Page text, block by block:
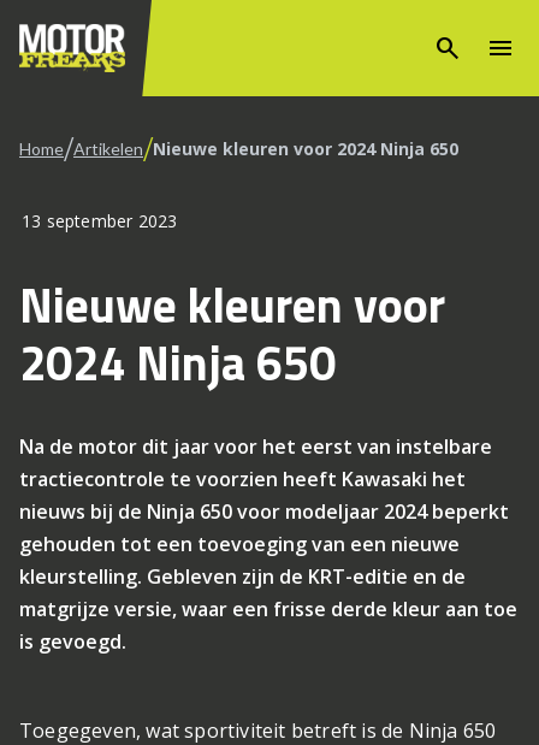
search menu
Home/Artikelen/Nieuwe kleuren voor 2024 Ninja 650
13 september 2023
Nieuwe kleuren voor
2024 Ninja 650
Na de motor dit jaar voor het eerst van instelbare
tractiecontrole te voorzien heeft Kawasaki het
nieuws bij de Ninja 650 voor modeljaar 2024 beperkt
gehouden tot een toevoeging van een nieuwe
kleurstelling. Gebleven zijn de KRT-editie en de
matgrijze versie, waar een frisse derde kleur aan toe
is gevoegd.
Toegegeven, wat sportiviteit betreft is de Ninja 650